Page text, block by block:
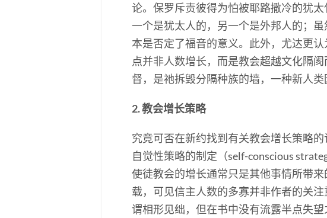
论。保罗斥责彼得为怕被耶路撒冷的犹
一个是犹太人的，另一个是外邦人的；
本是否定了福音的意义。此外，尤达更
点并非人数增长，而是教会超越文化隔
督，是祂拆毁分隔种族的墙，一种新人类
2. 教会增长策略
究竟可否在新约找到有关教会增长策略
自觉性策略的制定（self-conscious
使徒教会的增长通常只是其他事情所带
载，可见信主人数的多寡并非作者的关
谓相形见绌，但在书中没有流露半点失